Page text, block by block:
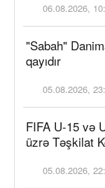
06.08.2026,
"Sabah"
qayıdır
05.08.2026,
FIFA U-15 və
üzrə Təşkilat
05.08.2026,